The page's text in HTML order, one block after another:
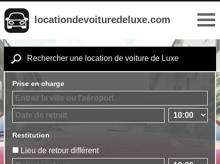
locationdevoituredeluxe.com
Rechercher une location de voiture de Luxe
Prise en charge
Restitution
Lieu de retour différent